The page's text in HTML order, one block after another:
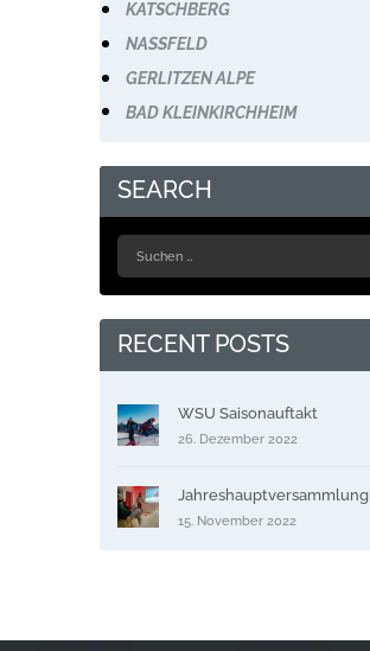
KATSCHBERG
NASSFELD
GERLITZEN ALPE
BAD KLEINKIRCHHEIM
SEARCH
RECENT POSTS
WSU Saisonauftakt
26. Dezember 2022
Jahreshauptversammlung
15. November 2022